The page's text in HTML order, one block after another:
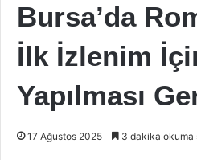
Bursa’da
İlk İzlenim
Yapılması
17 Ağustos 2025 3 dakika okuma